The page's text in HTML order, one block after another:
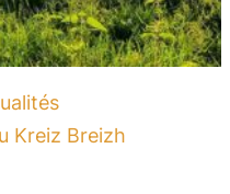
Kreiz Breizh